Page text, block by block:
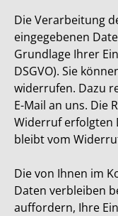
Die Verarbeitung
eingegebenen
Grundlage Ihrer
DSGVO). Sie
widerrufen. Dazu
E-Mail an uns. Die
Widerruf erfolgten
bleibt vom
Die von Ihnen im
Daten verbleiben
auffordern, Ihre